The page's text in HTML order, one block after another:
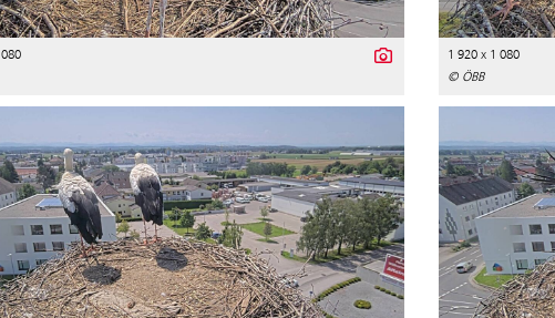
1 920 x 1 080
© ÖBB